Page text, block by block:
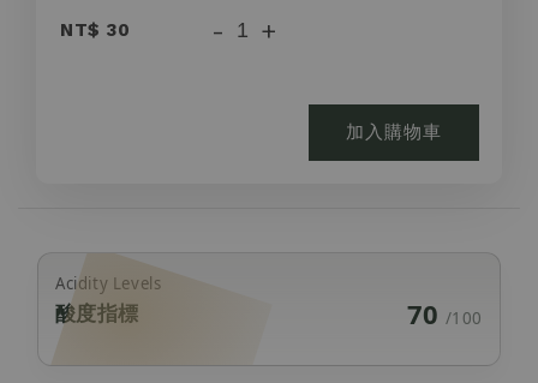
NT$ 30
- +
加入購物車
Acidity Levels
酸度指標 70 /100